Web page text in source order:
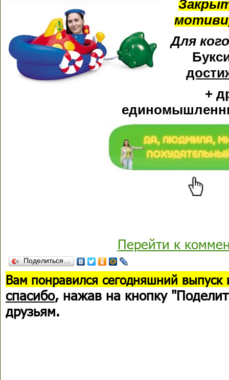
Для
+
Перейти к
Поделиться…
Вам понравился сегодняшний выпуск
спасибо, нажав на кнопку
друзьям.